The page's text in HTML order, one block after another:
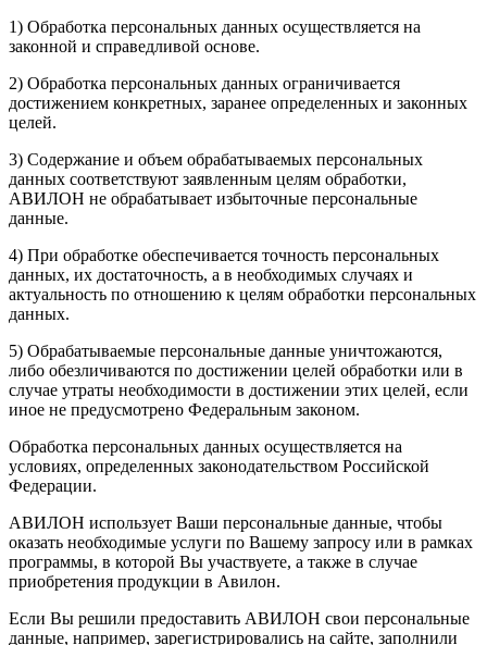
1) Обработка персональных данных осуществляется на
законной и справедливой основе.
2) Обработка персональных данных ограничивается
достижением конкретных, заранее определенных и законных
целей.
3) Содержание и объем обрабатываемых персональных
данных соответствуют заявленным целям обработки,
АВИЛОН не обрабатывает избыточные персональные
данные.
4) При обработке обеспечивается точность персональных
данных, их достаточность, а в необходимых случаях и
актуальность по отношению к целям обработки персональных
данных.
5) Обрабатываемые персональные данные уничтожаются,
либо обезличиваются по достижении целей обработки или в
случае утраты необходимости в достижении этих целей, если
иное не предусмотрено Федеральным законом.
Обработка персональных данных осуществляется на
условиях, определенных законодательством Российской
Федерации.
АВИЛОН использует Ваши персональные данные, чтобы
оказать необходимые услуги по Вашему запросу или в рамках
программы, в которой Вы участвуете, а также в случае
приобретения продукции в Авилон.
Если Вы решили предоставить АВИЛОН свои персональные
данные, например, зарегистрировались на сайте, заполнили